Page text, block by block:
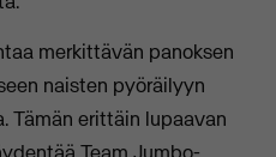
merkittävän panoksen
naisten pyöräilyyn
Tämän erittäin lupaavan